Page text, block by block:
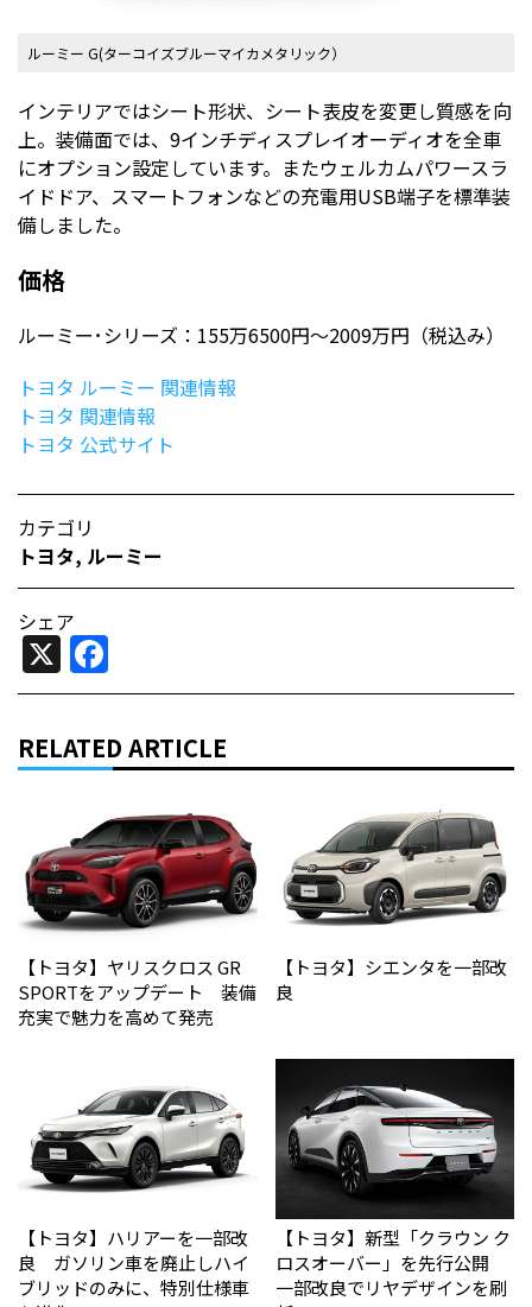
ルーミー G(ターコイズブルーマイカメタリック）
インテリアではシート形状、シート表皮を変更し質感を向
上。装備面では、9インチディスプレイオーディオを全車
にオプション設定しています。またウェルカムパワースラ
イドドア、スマートフォンなどの充電用USB端子を標準装
備しました。
価格
ルーミー･シリーズ：155万6500円〜2009万円（税込み）
トヨタ ルーミー 関連情報
トヨタ 関連情報
トヨタ 公式サイト
カテゴリ
トヨタ, ルーミー
シェア
X
RELATED ARTICLE
【トヨタ】ヤリスクロス GR
SPORTをアップデート 装備
充実で魅力を高めて発売
【トヨタ】シエンタを一部改
良
【トヨタ】ハリアーを一部改
良 ガソリン車を廃止しハイ
ブリッドのみに、特別仕様車
【トヨタ】新型「クラウン ク
ロスオーバー」を先行公開
一部改良でリヤデザインを刷